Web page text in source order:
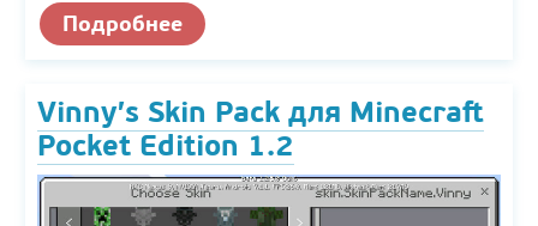
Подробнее
Vinny’s Skin Pack для Minecraft
Pocket Edition 1.2